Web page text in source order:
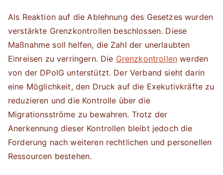
Als Reaktion auf die Ablehnung des Gesetzes wurden
verstärkte Grenzkontrollen beschlossen. Diese
Maßnahme soll helfen, die Zahl der unerlaubten
Einreisen zu verringern. Die Grenzkontrollen werden
von der DPolG unterstützt. Der Verband sieht darin
eine Möglichkeit, den Druck auf die Exekutivkräfte zu
reduzieren und die Kontrolle über die
Migrationsströme zu bewahren. Trotz der
Anerkennung dieser Kontrollen bleibt jedoch die
Forderung nach weiteren rechtlichen und personellen
Ressourcen bestehen.